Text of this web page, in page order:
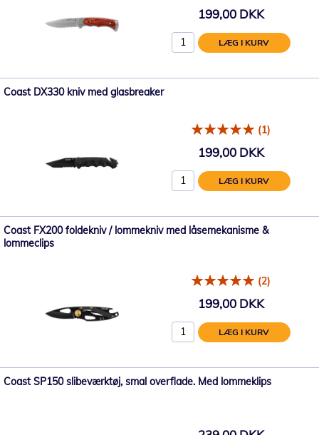
199,00 DKK
LÆG I KURV
Coast DX330 kniv med glasbreaker
(1)
199,00 DKK
LÆG I KURV
Coast FX200 foldekniv / lommekniv med låsemekanisme &
lommeclips
(2)
199,00 DKK
LÆG I KURV
Coast SP150 slibeværktøj, smal overflade. Med lommeklips